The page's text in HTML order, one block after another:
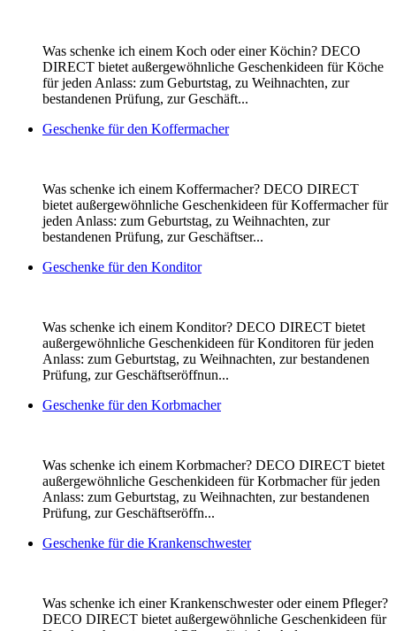
Was schenke ich einem Koch oder einer Köchin? DECO
DIRECT bietet außergewöhnliche Geschenkideen für Köche
für jeden Anlass: zum Geburtstag, zu Weihnachten, zur
bestandenen Prüfung, zur Geschäft...
Geschenke für den Koffermacher
Was schenke ich einem Koffermacher? DECO DIRECT
bietet außergewöhnliche Geschenkideen für Koffermacher für
jeden Anlass: zum Geburtstag, zu Weihnachten, zur
bestandenen Prüfung, zur Geschäftser...
Geschenke für den Konditor
Was schenke ich einem Konditor? DECO DIRECT bietet
außergewöhnliche Geschenkideen für Konditoren für jeden
Anlass: zum Geburtstag, zu Weihnachten, zur bestandenen
Prüfung, zur Geschäftseröffnun...
Geschenke für den Korbmacher
Was schenke ich einem Korbmacher? DECO DIRECT bietet
außergewöhnliche Geschenkideen für Korbmacher für jeden
Anlass: zum Geburtstag, zu Weihnachten, zur bestandenen
Prüfung, zur Geschäftseröffn...
Geschenke für die Krankenschwester
Was schenke ich einer Krankenschwester oder einem Pfleger?
DECO DIRECT bietet außergewöhnliche Geschenkideen für